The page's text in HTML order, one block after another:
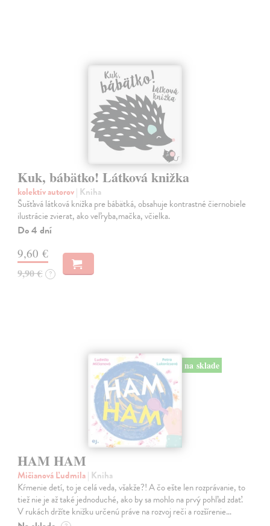
Kuk, bábätko! Látková knižka
kolektív autorov| Kniha
Šušťavá látková knižka pre bábätká, obsahuje kontrastné čiernobiele
ilustrácie zvierat, ako veľryba,mačka, včielka.
Do 4 dní
9,60 €
9,90 € ?
na sklade
HAM HAM
Mičianová Ľudmila| Kniha
Kŕmenie detí, to je celá veda, všakže?! A čo ešte len rozprávanie, to
tiež nie je až také jednoduché, ako by sa mohlo na prvý pohľad zdať.
V rukách držíte knižku určenú práve na rozvoj reči a rozšírenie…